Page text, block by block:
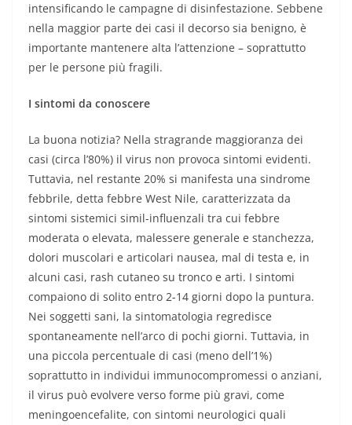
intensificando le campagne di disinfestazione. Sebbene
nella maggior parte dei casi il decorso sia benigno, è
importante mantenere alta l’attenzione – soprattutto
per le persone più fragili.
I sintomi da conoscere
La buona notizia? Nella stragrande maggioranza dei
casi (circa l’80%) il virus non provoca sintomi evidenti.
Tuttavia, nel restante 20% si manifesta una sindrome
febbrile, detta febbre West Nile, caratterizzata da
sintomi sistemici simil-influenzali tra cui febbre
moderata o elevata, malessere generale e stanchezza,
dolori muscolari e articolari nausea, mal di testa e, in
alcuni casi, rash cutaneo su tronco e arti. I sintomi
compaiono di solito entro 2-14 giorni dopo la puntura.
Nei soggetti sani, la sintomatologia regredisce
spontaneamente nell’arco di pochi giorni. Tuttavia, in
una piccola percentuale di casi (meno dell’1%)
soprattutto in individui immunocompromessi o anziani,
il virus può evolvere verso forme più gravi, come
meningoencefalite, con sintomi neurologici quali